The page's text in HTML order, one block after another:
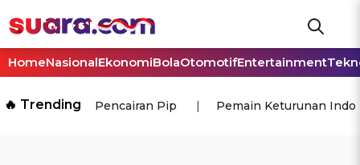
HomeNasionalEkonomiBolaOtomotifEntertainment
🔥 Trending Pencairan Pip Pemain Keturunan